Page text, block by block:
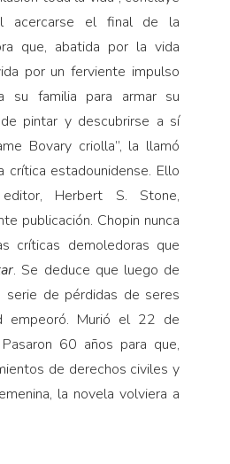
acercarse el final de la
que, abatida por la vida
por un ferviente impulso
su familia para armar su
pintar y descubrirse a sí
Bovary criolla”, la llamó
crítica estadounidense. Ello
Herbert S. Stone,
publicación. Chopin nunca
críticas demoledoras que
. Se deduce que luego de
serie de pérdidas de seres
empeoró. Murió el 22 de
60 años para que,
de derechos civiles y
la novela volviera a